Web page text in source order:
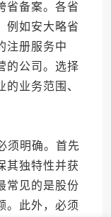
省备案。各省
例如安大略省
注册服务中
的公司。选择
业务范围、
明确。首先
其独特性并获
常见的是股份
。此外，必须